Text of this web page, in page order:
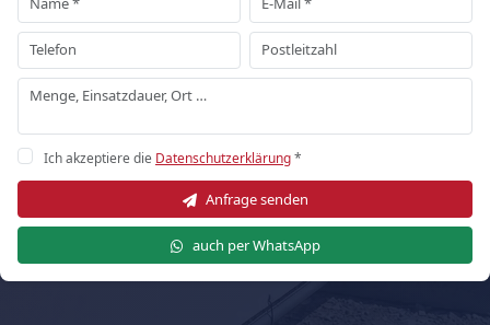
Ich akzeptiere die Datenschutzerklärung*
Anfrage senden
auch per WhatsApp